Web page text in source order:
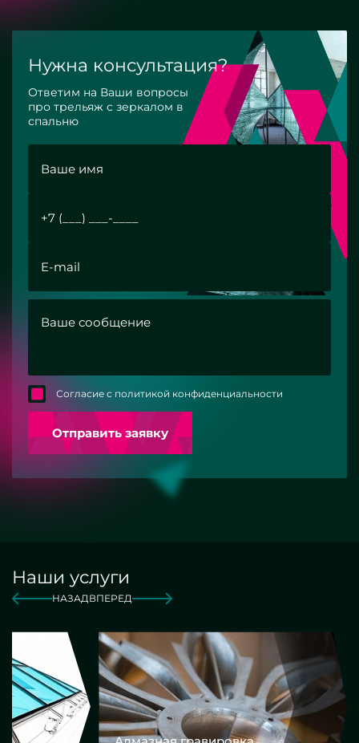
Нужна консультация?
Ответим на Ваши вопросы
про трельяж с зеркалом в
спальню
Согласие с политикой конфиденциальности
Отправить заявку
Наши услуги
НАЗАДВПЕРЕД